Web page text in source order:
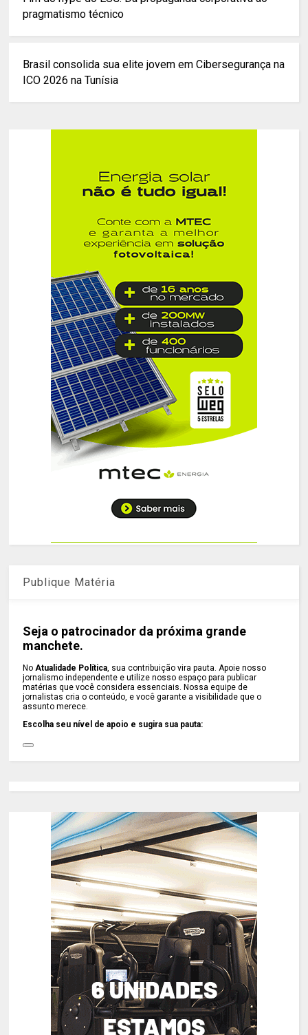
pragmatismo técnico
Brasil consolida sua elite jovem em Cibersegurança na
ICO 2026 na Tunísia
Publique Matéria
Seja o patrocinador da próxima grande
manchete.
NoAtualidade Política, sua contribuição vira pauta. Apoie nosso
jornalismo independente e utilize nosso espaço para publicar
matérias que você considera essenciais. Nossa equipe de
jornalistas cria o conteúdo, e você garante a visibilidade que o
assunto merece.
Escolha seu nível de apoio e sugira sua pauta: